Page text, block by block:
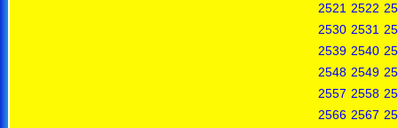
2521 2522
2530 2531
2539 2540
2548 2549
2557 2558
2566 2567